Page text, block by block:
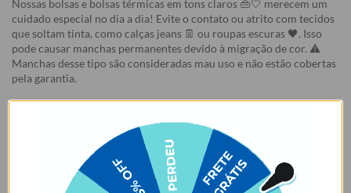
Nossas bolsas e bolsas térmicas em tons claros 👜🤍 merecem um
cuidado especial no dia a dia! Evite o contato ou atrito com tecidos
que soltam tinta, como calças jeans 👖 ou roupas escuras 🖤. Isso
pode causar manchas permanentes devido à migração de cor. ⚠️
Manchas desse tipo são consideradas mau uso e não estão cobertas
pela garantia.
Garantia:
- Os nossos produtos personalizados (
estampados ou
customizados com nome/foto
) são feitos especialmente para você,
de acordo com a opção escolhida no momento da compra.
- Isso significa que a produção só começa após a confirmação do